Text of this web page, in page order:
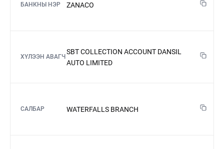
БАНКНЫ НЭР ZANACO
ХҮЛЭЭН АВАГЧ
SBT COLLECTION ACCOUNT DANSIL
AUTO LIMITED
САЛБАР WATERFALLS BRANCH